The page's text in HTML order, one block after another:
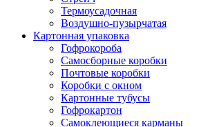
Термоусадочная
Воздушно-пузырчатая
Картонная упаковка
Гофрокороба
Самосборные коробки
Почтовые коробки
Коробки с окном
Картонные тубусы
Гофрокартон
Самоклеющиеся карманы